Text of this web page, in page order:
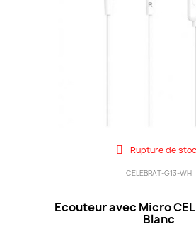
Rupture de
CELEBRAT-G13-WH
Ecouteur avec Micro
Blanc